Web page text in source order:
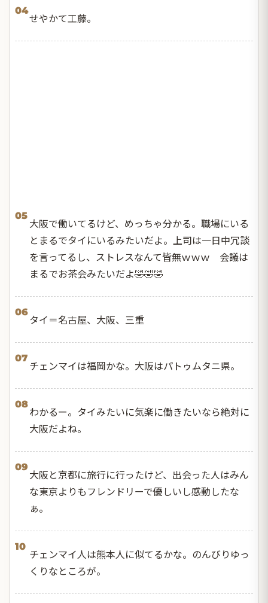
04
せやかて工藤。
05
大阪で働いてるけど、めっちゃ分かる。職場にいる
とまるでタイにいるみたいだよ。上司は一日中冗談
を言ってるし、ストレスなんて皆無ｗｗｗ 会議は
まるでお茶会みたいだよ🤣🤣🤣
06
タイ＝名古屋、大阪、三重
07
チェンマイは福岡かな。大阪はパトゥムタニ県。
08
わかるー。タイみたいに気楽に働きたいなら絶対に
大阪だよね。
09
大阪と京都に旅行に行ったけど、出会った人はみん
な東京よりもフレンドリーで優しいし感動したな
ぁ。
10
チェンマイ人は熊本人に似てるかな。のんびりゆっ
くりなところが。